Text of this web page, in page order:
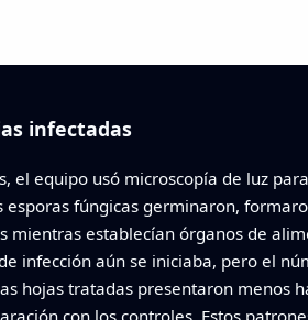
infectadas
el equipo usó microscopía de luz
fúngicas germinaron,
establecían órganos de
infección aún se iniciaba, pero el
hojas tratadas presentaron menos
con los controles. Estos